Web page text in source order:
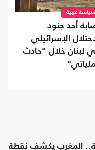
سياسة عربية
أحد جنود
الإسرائيلي
لبنان خلال "حادث
المغرب يكشف نقطة